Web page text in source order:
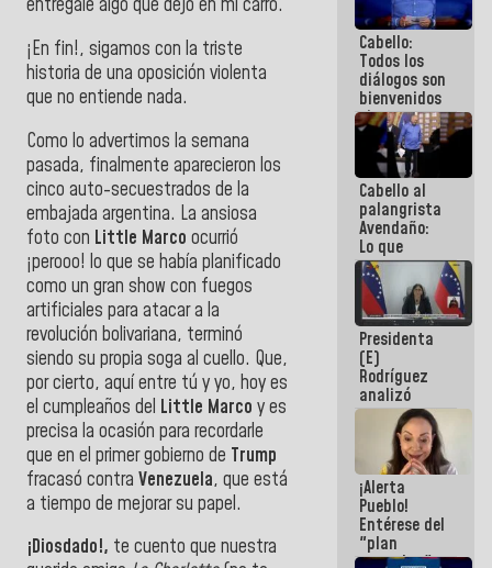
entrégale algo que dejó en mi carro.
¡En fin!, sigamos con la triste
historia de una oposición violenta
que no entiende nada.
Como lo advertimos la semana
pasada, finalmente aparecieron los
cinco auto-secuestrados de la
embajada argentina. La ansiosa
foto con Little Marco ocurrió
¡perooo! lo que se había planificado
como un gran show con fuegos
artificiales para atacar a la
revolución bolivariana, terminó
siendo su propia soga al cuello. Que,
por cierto, aquí entre tú y yo, hoy es
el cumpleaños del Little Marco y es
precisa la ocasión para recordarle
que en el primer gobierno de Trump
fracasó contra Venezuela, que está
a tiempo de mejorar su papel.
¡Diosdado!, te cuento que nuestra
hegemónica?
(1)
Cabello:
Todos los
diálogos son
bienvenidos
siempre que
estén en el
marco de la
Constitución
de la
República
Cabello al
palangrista
Avendaño:
Lo que
vayas a
escribir
hazlo hoy
por que no
sabemos si
la semana
que viene
hay
programa
Presidenta
(E)
Rodríguez
analizó
junto a
gobernadores
planes de
recuperación
del Sistema
Eléctrico
Nacional
¡Alerta
Pueblo!
Entérese del
"plan
enjambre"